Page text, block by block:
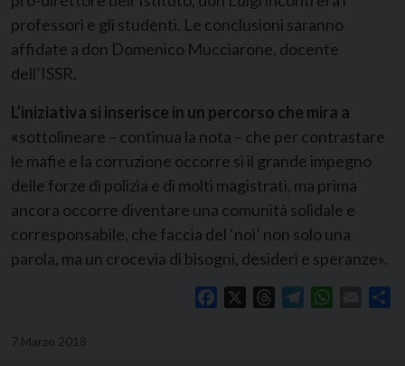
professori e gli studenti. Le conclusioni saranno
affidate a don Domenico Mucciarone, docente
dell’ISSR.
L’iniziativa si inserisce in un percorso che mira a
«sottolineare – continua la nota – che per contrastare
le mafie e la corruzione occorre sì il grande impegno
delle forze di polizia e di molti magistrati, ma prima
ancora occorre diventare una comunità solidale e
corresponsabile, che faccia del ‘noi’ non solo una
parola, ma un crocevia di bisogni, desideri e speranze».
Facebook ThreadsTelegramWhatsApp
Email
7 Marzo 2018